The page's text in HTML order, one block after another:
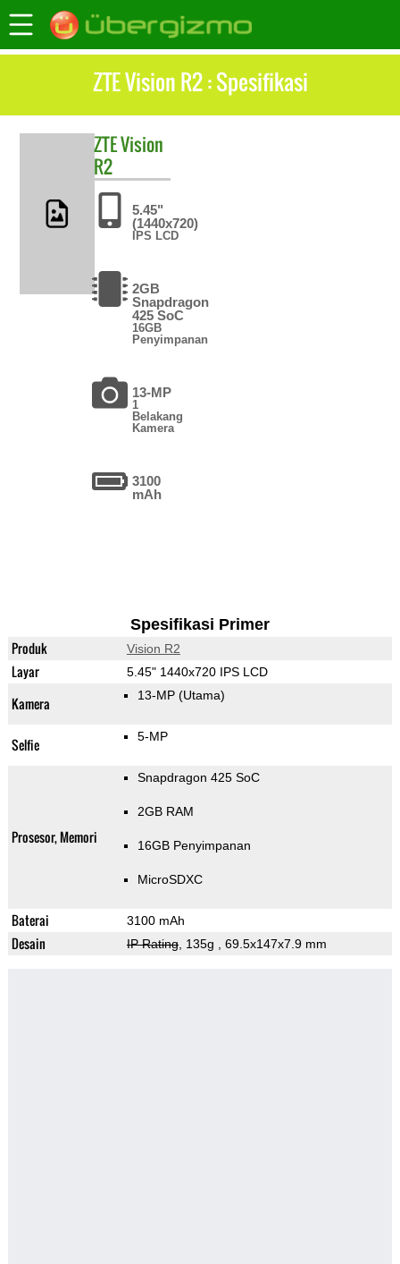
ZTE Vision R2 : Spesifikasi
ZTEVision
R2
5.45"
(1440x720)
IPS LCD
2GB
Snapdragon
425 SoC
16GB
Penyimpanan
13-MP
1
Belakang
Kamera
3100
mAh
Spesifikasi Primer
Produk Vision R2
Layar 5.45" 1440x720 IPS LCD
Kamera 13-MP (Utama)
Selfie 5-MP
Prosesor, Memori
Snapdragon 425 SoC
2GB RAM
16GB Penyimpanan
MicroSDXC
Baterai 3100 mAh
Desain IP Rating, 135g , 69.5x147x7.9 mm